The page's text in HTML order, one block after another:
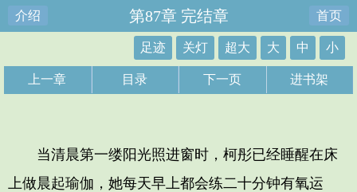
介绍 第87章 完结章 首页
足迹 关灯 超大 大 中 小
上一章 目录 下一页 进书架
当清晨第一缕阳光照进窗时，柯彤已经睡醒在床
上做晨起瑜伽，她每天早上都会练二十分钟有氧运